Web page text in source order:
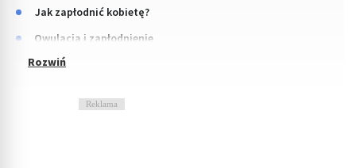
Jak zapłodnić kobietę?
Owulacja i zapłodnienie
Reklama